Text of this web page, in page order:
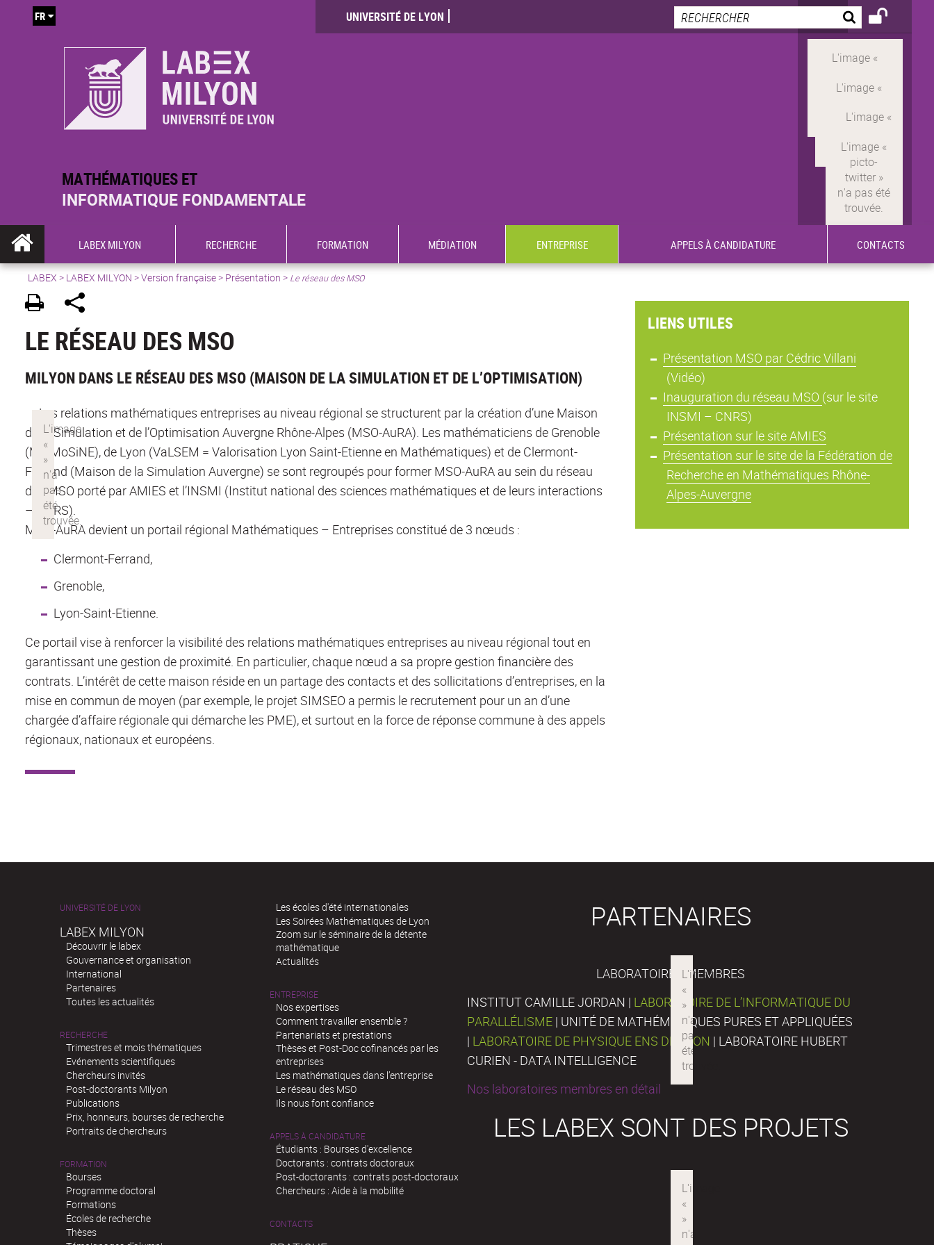
MATHÉMATIQUES ET
INFORMATIQUE FONDAMENTALE
UNIVERSITÉ DE LYON
FR
LABEX MILYON RECHERCHE FORMATION MÉDIATION ENTREPRISE APPELS À CANDIDATURE CONTACTS
LABEX > LABEX MILYON >Version française> Présentation > Le réseau des MSO
LE RÉSEAU DES MSO
MILYON DANS LE RÉSEAU DES MSO (MAISON DE LA SIMULATION ET DE L’OPTIMISATION)
Les relations mathématiques entreprises au niveau régional se structurent par la création d’une Maison
de la Simulation et de l’Optimisation Auvergne Rhône-Alpes (MSO-AuRA). Les mathématiciens de Grenoble
(MaiMoSiNE), de Lyon (VaLSEM = Valorisation Lyon Saint-Etienne en Mathématiques) et de Clermont-
Ferrand (Maison de la Simulation Auvergne) se sont regroupés pour former MSO-AuRA au sein du réseau
des MSO porté par AMIES et l’INSMI (Institut national des sciences mathématiques et de leurs interactions
– CNRS).
MSO-AuRA devient un portail régional Mathématiques – Entreprises constitué de 3 nœuds :
Clermont-Ferrand,
Grenoble,
Lyon-Saint-Etienne.
Ce portail vise à renforcer la visibilité des relations mathématiques entreprises au niveau régional tout en
garantissant une gestion de proximité. En particulier, chaque nœud a sa propre gestion financière des
contrats. L’intérêt de cette maison réside en un partage des contacts et des sollicitations d’entreprises, en la
mise en commun de moyen (par exemple, le projet SIMSEO a permis le recrutement pour un an d’une
chargée d’affaire régionale qui démarche les PME), et surtout en la force de réponse commune à des appels
régionaux, nationaux et européens.
LIENS UTILES
Présentation MSO par Cédric Villani
(Vidéo)
Inauguration du réseau MSO (sur le site
INSMI – CNRS)
Présentation sur le site AMIES
Présentation sur le site de la Fédération de
Recherche en Mathématiques Rhône-
Alpes-Auvergne
UNIVERSITÉ DE LYON
LABEX MILYON
Découvrir le labex
Gouvernance et organisation
International
Partenaires
Toutes les actualités
RECHERCHE
Trimestres et mois thématiques
Evénements scientifiques
Chercheurs invités
Post-doctorants Milyon
Publications
Prix, honneurs, bourses de recherche
Portraits de chercheurs
FORMATION
Bourses
Programme doctoral
Formations
Écoles de recherche
Thèses
Les écoles d'été internationales
Les Soirées Mathématiques de Lyon
Zoom sur le séminaire de la détente
mathématique
Actualités
ENTREPRISE
Nos expertises
Comment travailler ensemble ?
Partenariats et prestations
Thèses et Post-Doc cofinancés par les
entreprises
Les mathématiques dans l’entreprise
Le réseau des MSO
Ils nous font confiance
APPELS À CANDIDATURE
Étudiants : Bourses d'excellence
Doctorants : contrats doctoraux
Post-doctorants : contrats post-doctoraux
Chercheurs : Aide à la mobilité
CONTACTS
PARTENAIRES
LABORATOIRES MEMBRES
INSTITUT CAMILLE JORDAN | LABORATOIRE DE L’INFORMATIQUE DU
PARALLÉLISME | UNITÉ DE MATHÉMATIQUES PURES ET APPLIQUÉES
| LABORATOIRE DE PHYSIQUE ENS DE LYON | LABORATOIRE HUBERT
CURIEN - DATA INTELLIGENCE
Nos laboratoires membres en détail
LES LABEX SONT DES PROJETS